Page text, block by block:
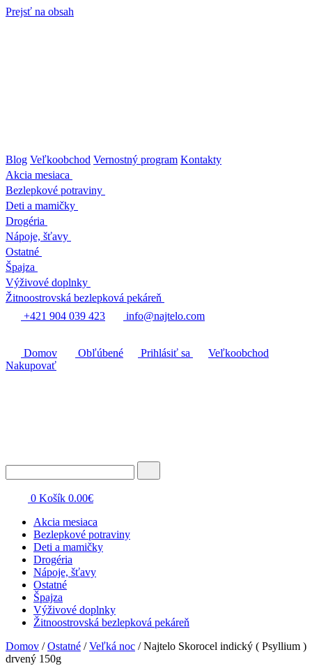
Prejsť na obsah
Blog Veľkoobchod Vernostný program Kontakty
Akcia mesiaca
Bezlepkové potraviny
Deti a mamičky
Drogéria
Nápoje, šťavy
Ostatné
Špajza
Výživové doplnky
Žitnoostrovská bezlepková pekáreň
+421 904 039 423
info@najtelo.com
Domov Obľúbené Prihlásiť sa
Veľkoobchod
Nakupovať
0 Košík 0.00€
Akcia mesiaca
Bezlepkové potraviny
Deti a mamičky
Drogéria
Nápoje, šťavy
Ostatné
Špajza
Výživové doplnky
Žitnoostrovská bezlepková pekáreň
Domov /Ostatné /Veľká noc / Najtelo Skorocel indický ( Psyllium )
drvený 150g